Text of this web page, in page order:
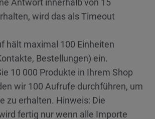
Antwort innerhalb von 15
wird das als Timeout
hält maximal 100 Einheiten
Bestellungen) ein.
10 000 Produkte in Ihrem Shop
wir 100 Aufrufe durchführen, um
zu erhalten. Hinweis: Die
fertig nur wenn alle Importe